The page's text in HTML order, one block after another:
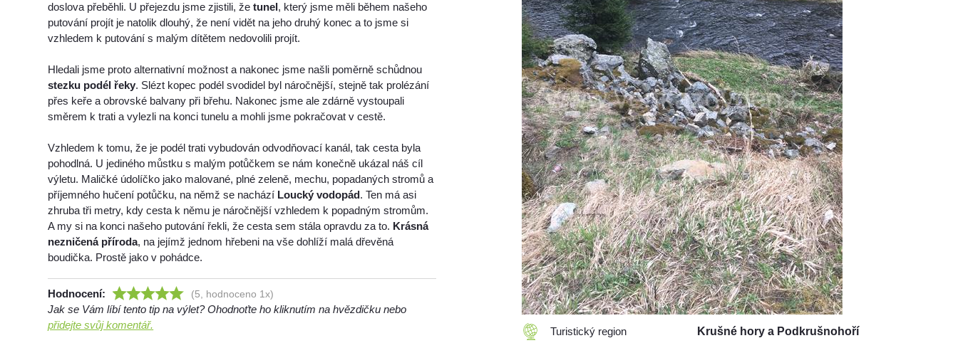
doslova přeběhli. U přejezdu jsme zjistili, žetunel, který jsme měli během našeho
putování projít je natolik dlouhý, že není vidět na jeho druhý konec a to jsme si
vzhledem k putování s malým dítětem nedovolili projít.
Hledali jsme proto alternativní možnost a nakonec jsme našli poměrně schůdnou
stezku podél řeky. Slézt kopec podél svodidel byl náročnější, stejně tak prolézání
přes keře a obrovské balvany při břehu. Nakonec jsme ale zdárně vystoupali
směrem k trati a vylezli na konci tunelu a mohli jsme pokračovat v cestě.
Vzhledem k tomu, že je podél trati vybudován odvodňovací kanál, tak cesta byla
pohodlná. U jediného můstku s malým potůčkem se nám konečně ukázal náš cíl
výletu. Maličké údolíčko jako malované, plné zeleně, mechu, popadaných stromů a
příjemného hučení potůčku, na němž se nachází Loucký vodopád. Ten má asi
zhruba tři metry, kdy cesta k němu je náročnější vzhledem k popadným stromům.
A my si na konci našeho putování řekli, že cesta sem stála opravdu za to. Krásná
nezničená příroda, na jejímž jednom hřebeni na vše dohlíží malá dřevěná
boudička. Prostě jako v pohádce.
Hodnocení: (5, hodnoceno 1x)
Jak se Vám líbí tento tip na výlet? Ohodnoťte ho kliknutím na hvězdičku nebo
přidejte svůj komentář.
Turistický region Krušné hory a Podkrušnohoří